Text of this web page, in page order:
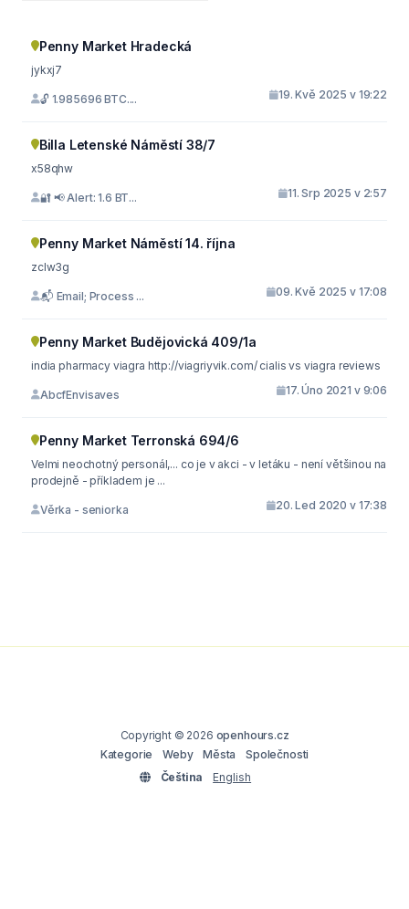
Penny Market Hradecká
jykxj7
🔓 1.985696 BTC.... 19. Kvě 2025 v 19:22
Billa Letenské Náměstí 38/7
x58qhw
🔐 📢 Alert: 1.6 BT... 11. Srp 2025 v 2:57
Penny Market Náměstí 14. října
zclw3g
📬 Email; Process ... 09. Kvě 2025 v 17:08
Penny Market Budějovická 409/1a
india pharmacy viagra http://viagriyvik.com/ cialis vs viagra reviews
AbcfEnvisaves 17. Úno 2021 v 9:06
Penny Market Terronská 694/6
Velmi neochotný personál,... co je v akci - v letáku - není většinou na
prodejně - příkladem je ...
Věrka - seniorka 20. Led 2020 v 17:38
Copyright © 2026 openhours.cz
Kategorie
Weby Města
Společnosti
Čeština
English